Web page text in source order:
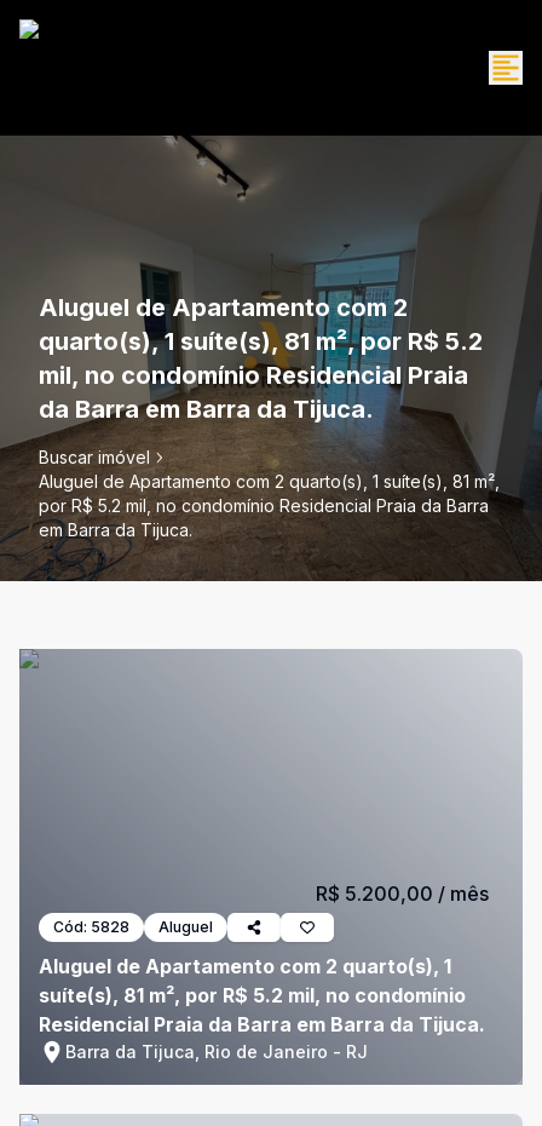
Aluguel de Apartamento com 2
quarto(s), 1 suíte(s), 81 m², por R$ 5.2
mil, no condomínio Residencial Praia
da Barra em Barra da Tijuca.
Buscar imóvel
Aluguel de Apartamento com 2 quarto(s), 1 suíte(s), 81 m²,
por R$ 5.2 mil, no condomínio Residencial Praia da Barra
em Barra da Tijuca.
Cód: 5828 Aluguel
Aluguel de Apartamento com 2 quarto(s), 1
suíte(s), 81 m², por R$ 5.2 mil, no condomínio
Residencial Praia da Barra em Barra da Tijuca.
Barra da Tijuca, Rio de Janeiro - RJ
R$ 5.200,00 / mês